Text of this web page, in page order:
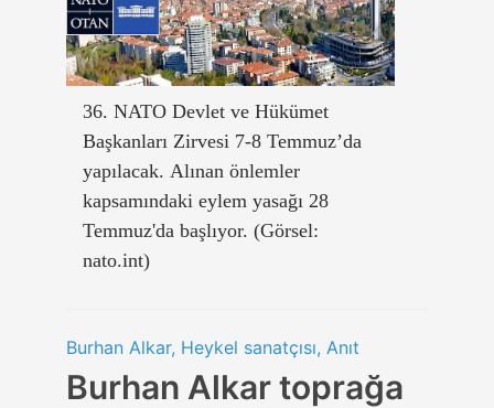
36. NATO Devlet ve Hükümet
Başkanları Zirvesi 7-8 Temmuz’da
yapılacak. Alınan önlemler
kapsamındaki eylem yasağı 28
Temmuz'da başlıyor. (Görsel:
nato.int)
Burhan Alkar, Heykel sanatçısı, Anıt
Burhan Alkar toprağa